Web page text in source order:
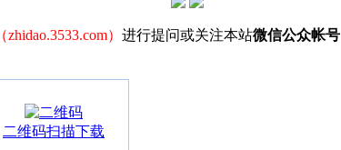
（zhidao.3533.com） 进行提问或关注本站微信公众帐号
二维码扫描下载